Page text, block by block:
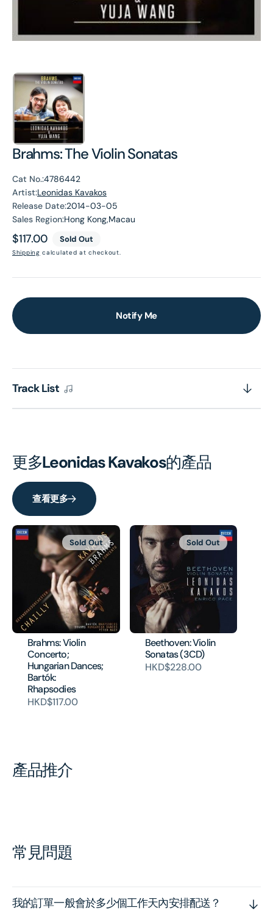
Brahms: The Violin Sonatas
Cat No.:4786442
Artist:Leonidas Kavakos
Release Date:2014-03-05
Sales Region:Hong Kong,Macau
Regular
price
$117.00 Sold Out
Shipping calculated at checkout.
Notify Me
Track List
更多Leonidas Kavakos的產品
查看更多
Brahms: Violin
Concerto;
Hungarian Dances;
Bartók:
Rhapsodies
HKD$117.00
Sold Out
Beethoven: Violin
Sonatas (3CD)
HKD$228.00
Sold Out
產品推介
常見問題
我的訂單一般會於多少個工作天內安排配送？